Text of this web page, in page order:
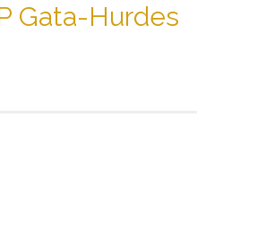
Gata-Hurdes